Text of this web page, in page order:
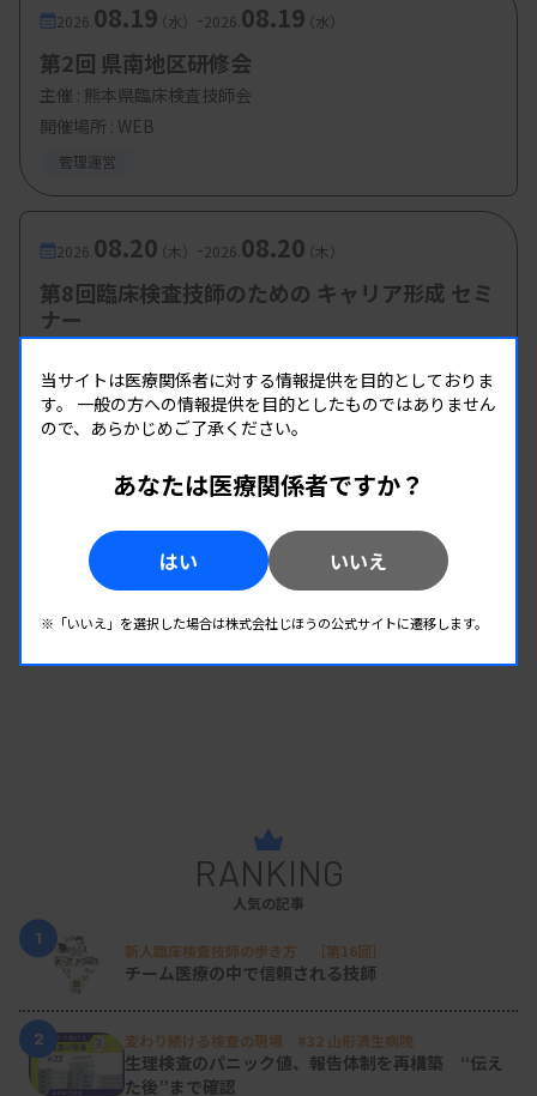
2026. 08.19（水） -2026. 08.19（水）
第2回 県南地区研修会
主催 : 熊本県臨床検査技師会
開催場所 : WEB
管理運営
2026. 08.20（木） -2026. 08.20（木）
第8回臨床検査技師のための キャリア形成 セミ
ナー
開催場所 : WEB
管理運営
RANKING
人気の記事
1
新人臨床検査技師の歩き方 ［第16回］
チーム医療の中で信頼される技師
2 変わり続ける検査の現場 #32 山形済生病院
生理検査のパニック値、報告体制を再構築 “伝え
た後”まで確認
当サイトは医療関係者に対する情報提供を目的としておりま
す。 一般の方への情報提供を目的としたものではありません
ので、あらかじめご了承ください。
あなたは医療関係者ですか？
はい いいえ
※「いいえ」を選択した場合は株式会社じほうの公式サイトに遷移します。